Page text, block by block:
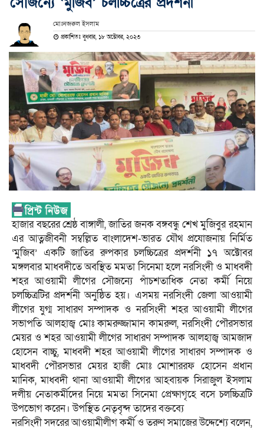
মোঃনজরুল ইসলাম
প্রকাশিতঃ বুধবার, ১৮ অক্টোবর, ২০২৩
হাজার বছরের শ্রেষ্ঠ বাঙ্গালী, জাতির জনক বঙ্গবন্ধু শেখ মুজিবুর রহমান
এর আত্নজীবনী সম্বল্লিত বাংলাদেশ-ভারত যৌথ প্রযোজনায় নির্মিত
‘মুজিব’ একটি জাতির রুপকার চলচ্চিত্রের প্রদর্শনী ১৭ অক্টোবর
মঙ্গলবার মাধবদীতে অবস্থিত মমতা সিনেমা হলে নরসিংদী ও মাধবদী
শহর আওয়ামী লীগের সৌজন্যে পাঁচশতাধিক নেতা কর্মী নিয়ে
চলচ্চিত্রটির প্রদর্শনী অনুষ্ঠিত হয়। এসময় নরসিংদী জেলা আওয়ামী
লীগের যুগ্ম সাধারণ সম্পাদক ও নরসিংদী শহর আওয়ামী লীগের
সভাপতি আলহাজ্ব মোঃ কামরুজ্জামান কামরুল, নরসিংদী পৌরসভার
মেয়র ও শহর আওয়ামী লীগের সাধারণ সম্পাদক আলহাজ্ব আমজাদ
হোসেন বাচ্চু, মাধবদী শহর আওয়ামী লীগের সাধারণ সম্পাদক ও
মাধবদী পৌরসভার মেয়র হাজী মোঃ মোশাররফ হোসেন প্রধান
মানিক, মাধবদী থানা আওয়ামী লীগের আহবায়ক সিরাজুল ইসলাম
দলীয় নেতাকর্মীদের নিয়ে মমতা সিনেমা প্রেক্ষাগৃহে বসে চলচ্চিত্রটি
উপভোগ করেন। উপস্থিত নেতৃবৃন্দ তাদের বক্তব্যে
নরসিংদী সদরের আওয়ামীলীগ কর্মী ও তরুণ সমাজের উদ্দেশ্যে বলেন,